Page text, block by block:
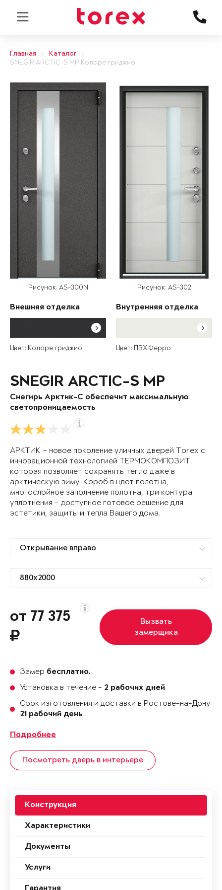
Главная
Каталог
SNEGIR ARCTIC-S MP Колоре гриджио
Рисунок: AS-300N
Внешняя отделка
Цвет: Колоре гриджио
Рисунок: AS-302
Внутренняя отделка
Цвет: ПВХ Ферро
SNEGIR ARCTIC-S MP
Снегирь Арктик-С обеспечит максимальную
светопроницаемость
АРКТИК – новое поколение уличных дверей Torex с
инновационной технологией ТЕРМОКОМПОЗИТ,
которая позволяет сохранять тепло даже в
арктическую зиму. Короб в цвет полотна,
многослойное заполнение полотна, три контура
уплотнения – доступное готовое решение для
эстетики, защиты и тепла Вашего дома.
от 77 375
Вызвать
замерщика
Замер бесплатно.
Установка в течение - 2 рабочих дней
Срок изготовления и доставки в Ростове-на-Дону
21 рабочий день.
Подробнее
Посмотреть дверь в интерьере
Конструкция
Характеристики
Документы
Услуги